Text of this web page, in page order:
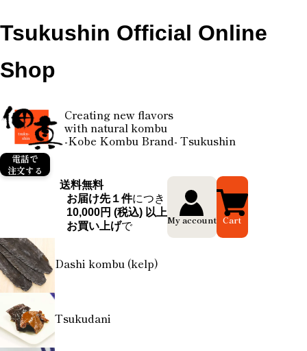
Tsukushin Official Online
Shop
Creating new flavors
with natural kombu
-Kobe Kombu Brand- Tsukushin
電話で
注文する
送料無料
お届け先１件につき
10,000円 (税込) 以上
お買い上げで
My account Cart
Dashi kombu (kelp)
Tsukudani